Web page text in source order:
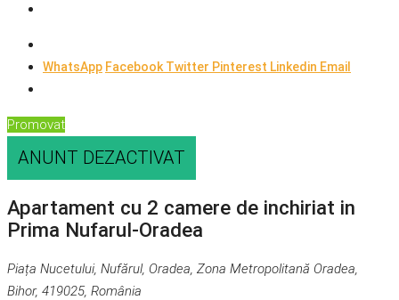
WhatsApp FacebookTwitter Pinterest Linkedin Email
Promovat
ANUNT DEZACTIVAT
Apartament cu 2 camere de inchiriat in
Prima Nufarul-Oradea
Piața Nucetului, Nufărul, Oradea, Zona Metropolitană Oradea,
Bihor, 419025, România